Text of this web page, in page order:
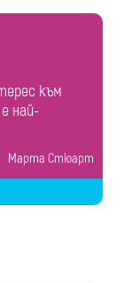
към
най-
Марта Стюарт